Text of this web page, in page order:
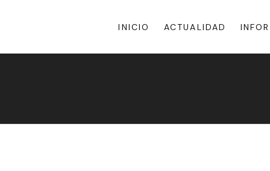
INICIO ACTUALIDAD